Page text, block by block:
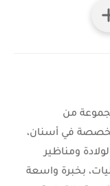
من
في أسنان،
ومناظير
بخبرة واسعة